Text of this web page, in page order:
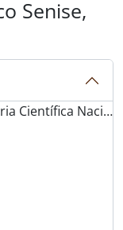
Senise,
Nacional